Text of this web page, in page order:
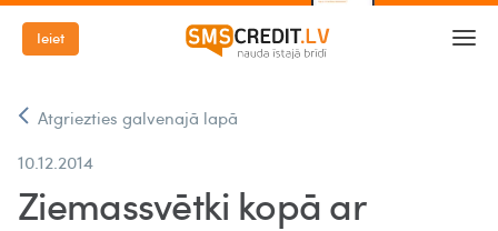
Ieiet
Atgriezties galvenajā lapā
10.12.2014
Ziemassvētki kopā ar